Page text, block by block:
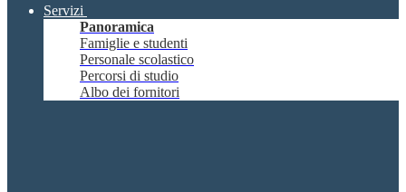
Servizi
Panoramica
Famiglie e studenti
Personale scolastico
Percorsi di studio
Albo dei fornitori